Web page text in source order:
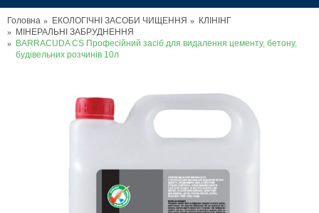
Головна ЕКОЛОГІЧНІ ЗАСОБИ ЧИЩЕННЯ
КЛІНІНГ
МІНЕРАЛЬНІ ЗАБРУДНЕННЯ
BARRACUDA CS Професійний засіб для видалення цементу, бетону,
будівельних розчинів 10л